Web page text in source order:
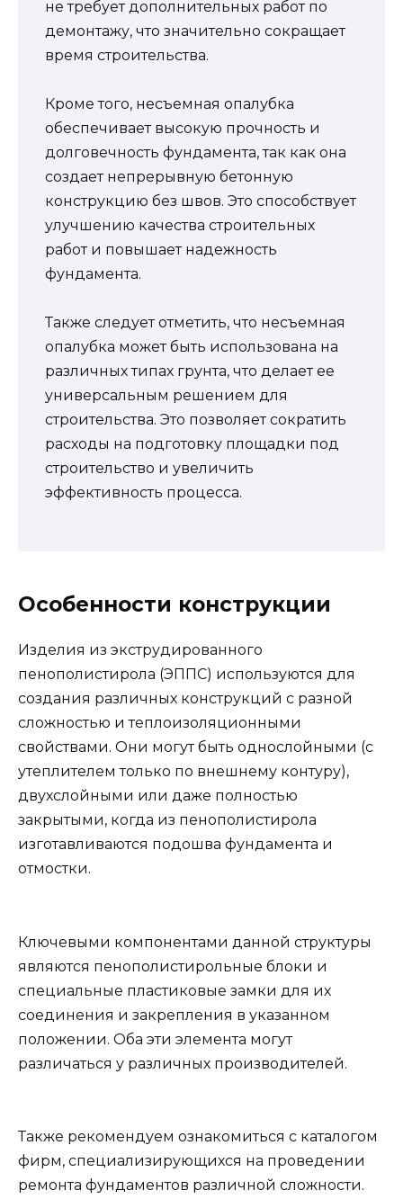
не требует дополнительных работ по
демонтажу, что значительно сокращает
время строительства.
Кроме того, несъемная опалубка
обеспечивает высокую прочность и
долговечность фундамента, так как она
создает непрерывную бетонную
конструкцию без швов. Это способствует
улучшению качества строительных
работ и повышает надежность
фундамента.
Также следует отметить, что несъемная
опалубка может быть использована на
различных типах грунта, что делает ее
универсальным решением для
строительства. Это позволяет сократить
расходы на подготовку площадки под
строительство и увеличить
эффективность процесса.
Особенности конструкции
Изделия из экструдированного
пенополистирола (ЭППС) используются для
создания различных конструкций с разной
сложностью и теплоизоляционными
свойствами. Они могут быть однослойными (с
утеплителем только по внешнему контуру),
двухслойными или даже полностью
закрытыми, когда из пенополистирола
изготавливаются подошва фундамента и
отмостки.
Ключевыми компонентами данной структуры
являются пенополистирольные блоки и
специальные пластиковые замки для их
соединения и закрепления в указанном
положении. Оба эти элемента могут
различаться у различных производителей.
Также рекомендуем ознакомиться с каталогом
фирм, специализирующихся на проведении
ремонта фундаментов различной сложности.